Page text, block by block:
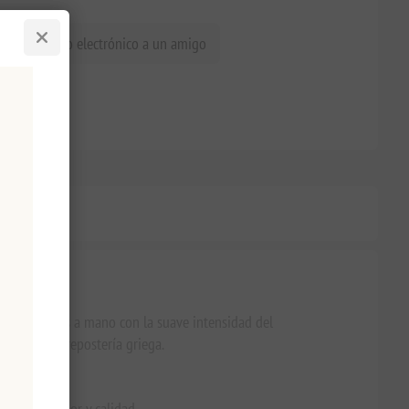
un correo electrónico a un amigo
de la repostería griega.